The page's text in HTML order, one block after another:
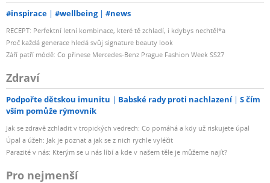
#inspirace #wellbeing #news
RECEPT: Perfektní letní kombinace, které tě zchladí, i kdybys nechtěl*a
Proč každá generace hledá svůj signature beauty look
Září patří módě: Co přinese Mercedes-Benz Prague Fashion Week SS27
Zdraví
Podpořte dětskou imunitu Babské rady proti nachlazení
S čím
vším pomůže rýmovník
Jak se zdravě zchladit v tropických vedrech: Co pomáhá a kdy už riskujete úpal
Úpal a úžeh: Jak je poznat a jak se z nich rychle vyléčit
Parazité v nás: Kterým se u nás líbí a kde v našem těle je můžeme najít?
Pro nejmenší